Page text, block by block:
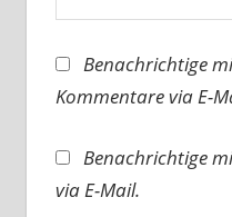
Benachrichtige
Kommentare via E-
Benachrichtige
via E-Mail.